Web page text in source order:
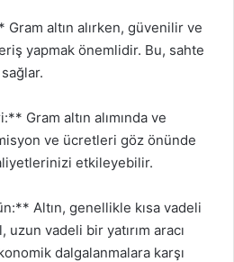
Gram altın alırken, güvenilir ve
yapmak önemlidir. Bu, sahte
Gram altın alımında ve
ve ücretleri göz önünde
etkileyebilir.
Altın, genellikle kısa vadeli
vadeli bir yatırım aracı
dalgalanmalara karşı